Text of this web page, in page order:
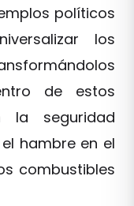
políticos
los
de estos
la seguridad
hambre en el
combustibles